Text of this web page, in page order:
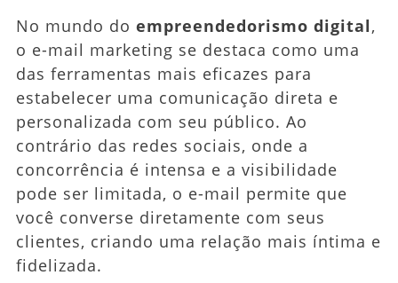
No mundo do empreendedorismo digital,
o e-mail marketing se destaca como uma
das ferramentas mais eficazes para
estabelecer uma comunicação direta e
personalizada com seu público. Ao
contrário das redes sociais, onde a
concorrência é intensa e a visibilidade
pode ser limitada, o e-mail permite que
você converse diretamente com seus
clientes, criando uma relação mais íntima e
fidelizada.